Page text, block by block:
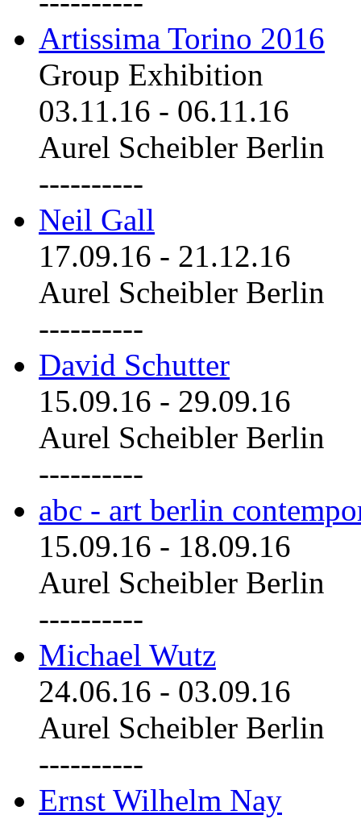
Artissima Torino 2016
Group Exhibition
03.11.16 - 06.11.16
Aurel Scheibler Berlin
----------
Neil Gall
17.09.16 - 21.12.16
Aurel Scheibler Berlin
----------
David Schutter
15.09.16 - 29.09.16
Aurel Scheibler Berlin
----------
abc - art berlin
15.09.16 - 18.09.16
Aurel Scheibler Berlin
----------
Michael Wutz
24.06.16 - 03.09.16
Aurel Scheibler Berlin
----------
Ernst Wilhelm Nay